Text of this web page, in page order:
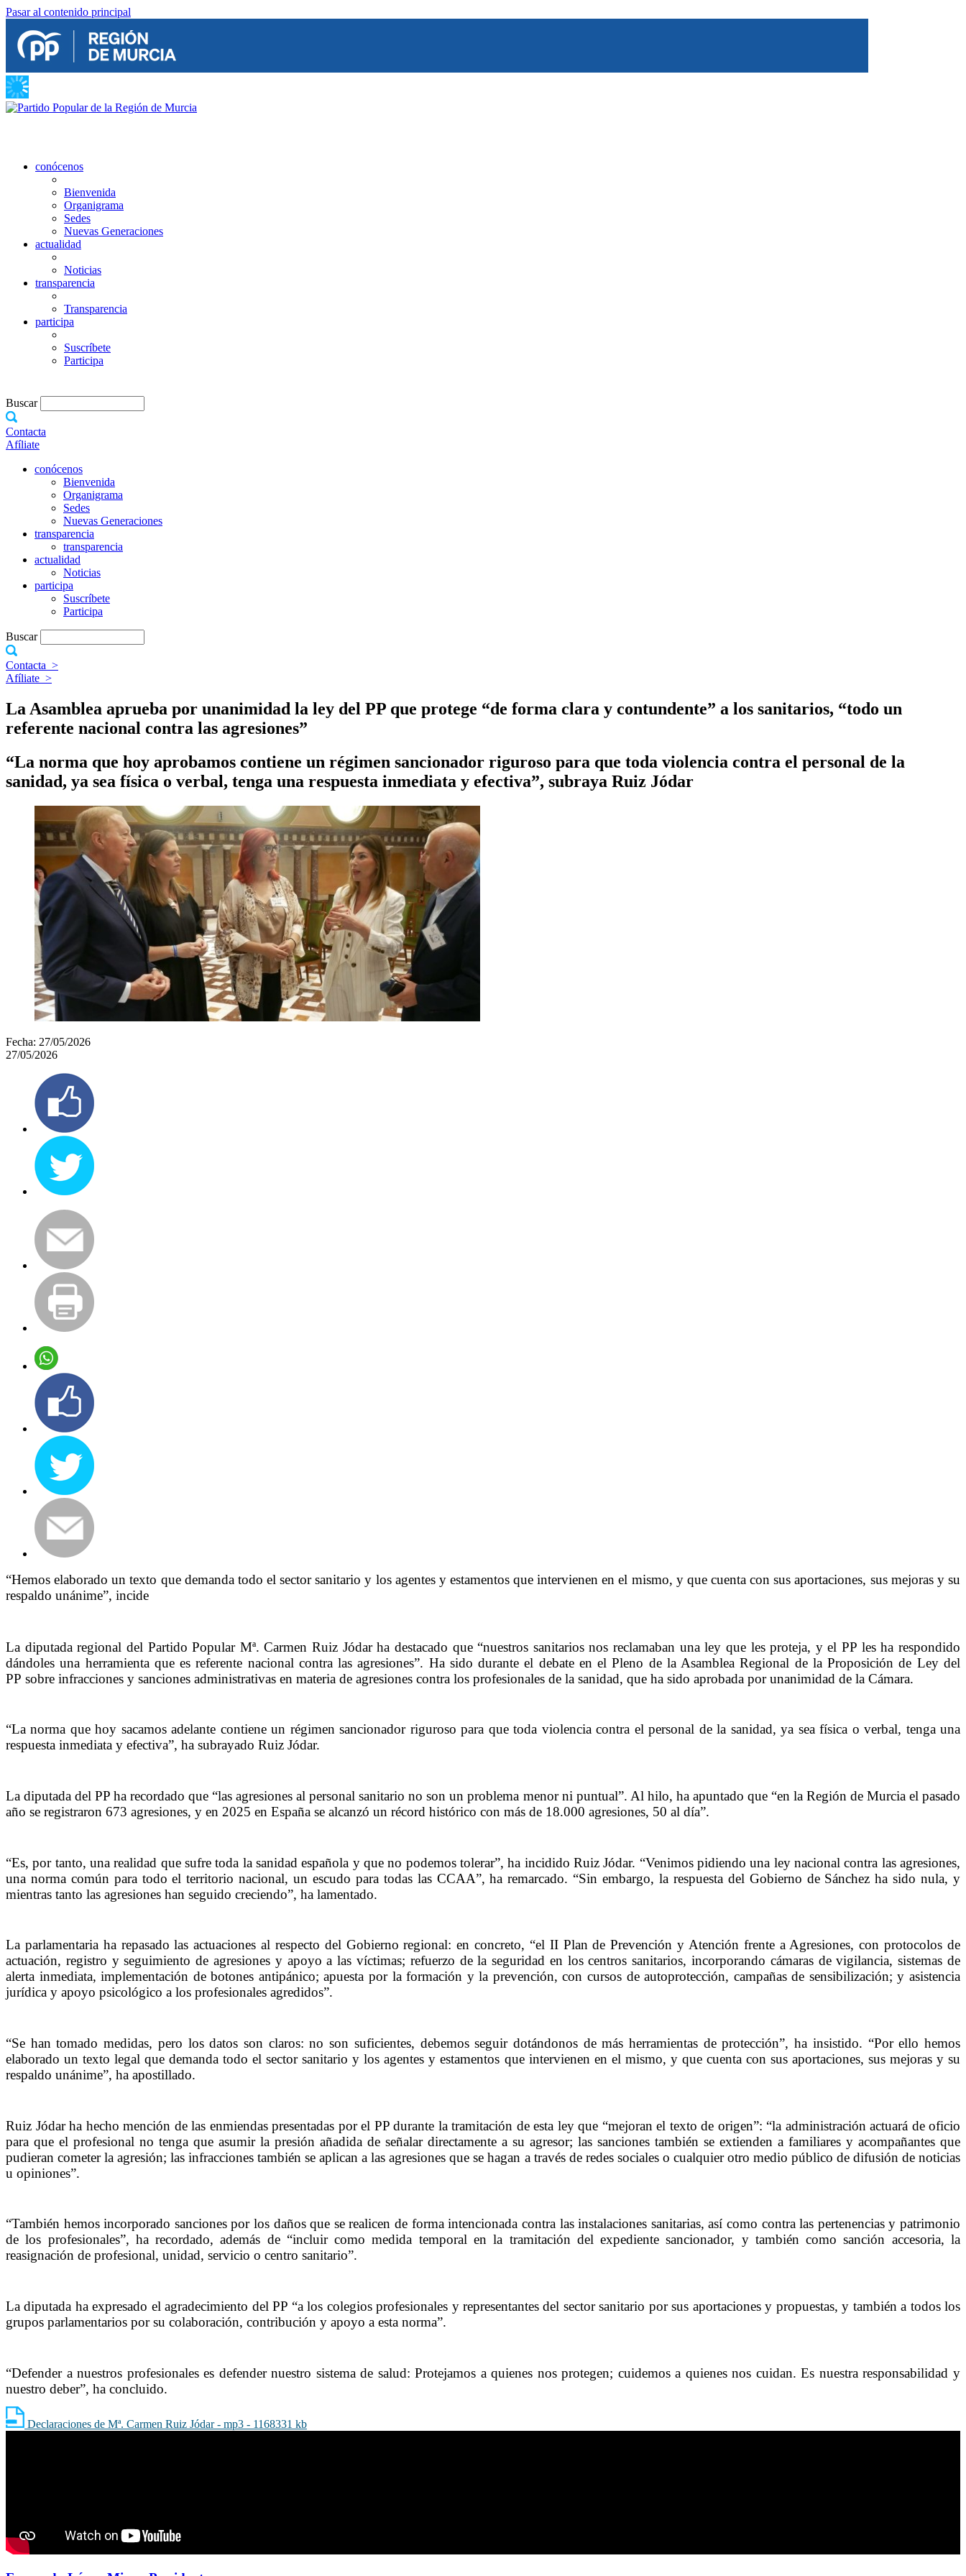
Pasar al contenido principal
conócenos
Bienvenida
Organigrama
Sedes
Nuevas Generaciones
actualidad
Noticias
transparencia
Transparencia
participa
Suscríbete
Participa
Buscar
Contacta
Afíliate
conócenos
Bienvenida
Organigrama
Sedes
Nuevas Generaciones
transparencia
transparencia
actualidad
Noticias
participa
Suscríbete
Participa
Buscar
Contacta >
Afíliate >
La Asamblea aprueba por unanimidad la ley del PP que protege “de forma clara y contundente” a los sanitarios, “todo un
referente nacional contra las agresiones”
“La norma que hoy aprobamos contiene un régimen sancionador riguroso para que toda violencia contra el personal de la
sanidad, ya sea física o verbal, tenga una respuesta inmediata y efectiva”, subraya Ruiz Jódar
Fecha: 27/05/2026
27/05/2026
“Hemos elaborado un texto que demanda todo el sector sanitario y los agentes y estamentos que intervienen en el mismo, y que cuenta con sus aportaciones, sus mejoras y su
respaldo unánime”, incide
La diputada regional del Partido Popular Mª. Carmen Ruiz Jódar ha destacado que “nuestros sanitarios nos reclamaban una ley que les proteja, y el PP les ha respondido
dándoles una herramienta que es referente nacional contra las agresiones”. Ha sido durante el debate en el Pleno de la Asamblea Regional de la Proposición de Ley del
PP sobre infracciones y sanciones administrativas en materia de agresiones contra los profesionales de la sanidad, que ha sido aprobada por unanimidad de la Cámara.
“La norma que hoy sacamos adelante contiene un régimen sancionador riguroso para que toda violencia contra el personal de la sanidad, ya sea física o verbal, tenga una
respuesta inmediata y efectiva”, ha subrayado Ruiz Jódar.
La diputada del PP ha recordado que “las agresiones al personal sanitario no son un problema menor ni puntual”. Al hilo, ha apuntado que “en la Región de Murcia el pasado
año se registraron 673 agresiones, y en 2025 en España se alcanzó un récord histórico con más de 18.000 agresiones, 50 al día”.
“Es, por tanto, una realidad que sufre toda la sanidad española y que no podemos tolerar”, ha incidido Ruiz Jódar. “Venimos pidiendo una ley nacional contra las agresiones,
una norma común para todo el territorio nacional, un escudo para todas las CCAA”, ha remarcado. “Sin embargo, la respuesta del Gobierno de Sánchez ha sido nula, y
mientras tanto las agresiones han seguido creciendo”, ha lamentado.
La parlamentaria ha repasado las actuaciones al respecto del Gobierno regional: en concreto, “el II Plan de Prevención y Atención frente a Agresiones, con protocolos de
actuación, registro y seguimiento de agresiones y apoyo a las víctimas; refuerzo de la seguridad en los centros sanitarios, incorporando cámaras de vigilancia, sistemas de
alerta inmediata, implementación de botones antipánico; apuesta por la formación y la prevención, con cursos de autoprotección, campañas de sensibilización; y asistencia
jurídica y apoyo psicológico a los profesionales agredidos”.
“Se han tomado medidas, pero los datos son claros: no son suficientes, debemos seguir dotándonos de más herramientas de protección”, ha insistido. “Por ello hemos
elaborado un texto legal que demanda todo el sector sanitario y los agentes y estamentos que intervienen en el mismo, y que cuenta con sus aportaciones, sus mejoras y su
respaldo unánime”, ha apostillado.
Ruiz Jódar ha hecho mención de las enmiendas presentadas por el PP durante la tramitación de esta ley que “mejoran el texto de origen”: “la administración actuará de oficio
para que el profesional no tenga que asumir la presión añadida de señalar directamente a su agresor; las sanciones también se extienden a familiares y acompañantes que
pudieran cometer la agresión; las infracciones también se aplican a las agresiones que se hagan a través de redes sociales o cualquier otro medio público de difusión de noticias
u opiniones”.
“También hemos incorporado sanciones por los daños que se realicen de forma intencionada contra las instalaciones sanitarias, así como contra las pertenencias y patrimonio
de los profesionales”, ha recordado, además de “incluir como medida temporal en la tramitación del expediente sancionador, y también como sanción accesoria, la
reasignación de profesional, unidad, servicio o centro sanitario”.
La diputada ha expresado el agradecimiento del PP “a los colegios profesionales y representantes del sector sanitario por sus aportaciones y propuestas, y también a todos los
grupos parlamentarios por su colaboración, contribución y apoyo a esta norma”.
“Defender a nuestros profesionales es defender nuestro sistema de salud: Protejamos a quienes nos protegen; cuidemos a quienes nos cuidan. Es nuestra responsabilidad y
nuestro deber”, ha concluido.
Declaraciones de Mª. Carmen Ruiz Jódar - mp3 - 1168331 kb